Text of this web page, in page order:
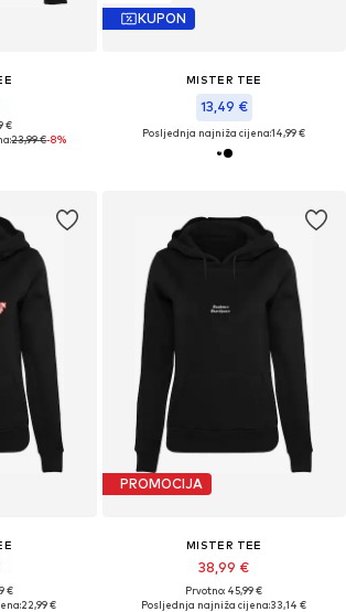
€
23,99 €-8%
KUPON
MISTER TEE
13,49 €
Posljednja najniža cijena:14,99 €
€
22,99 €
PROMOCIJA
MISTER TEE
38,99 €
Prvotno: 45,99 €
Posljednja najniža cijena:33,14 €